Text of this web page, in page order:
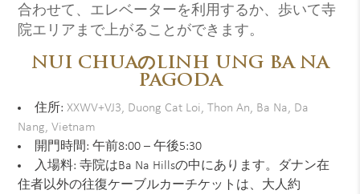
合わせて、エレベーターを利用するか、歩いて寺
院エリアまで上がることができます。
NUI CHUAのLINH UNG BA NA
PAGODA
住所:XXWV+VJ3, Duong Cat Loi, Thon An, Ba Na, Da
Nang, Vietnam
開門時間: 午前8:00 – 午後5:30
入場料: 寺院はBa Na Hillsの中にあります。ダナン在
住者以外の往復ケーブルカーチケットは、大人約